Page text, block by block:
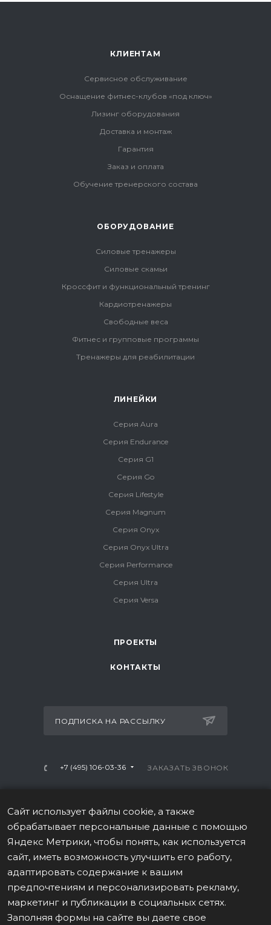
КЛИЕНТАМ
Сервисное обслуживание
Оснащение фитнес-клубов «под ключ»
Лизинг оборудования
Доставка и монтаж
Гарантия
Заказ и оплата
Обучение тренерского состава
ОБОРУДОВАНИЕ
Силовые тренажеры
Силовые скамьи
Кроссфит и функциональный тренинг
Кардиотренажеры
Свободные веса
Фитнес и групповые программы
Тренажеры для реабилитации
ЛИНЕЙКИ
Серия Aura
Серия Endurance
Серия G1
Серия Go
Серия Lifestyle
Серия Magnum
Серия Onyx
Серия Onyx Ultra
Серия Performance
Серия Ultra
Серия Versa
ПРОЕКТЫ
КОНТАКТЫ
ПОДПИСКА НА РАССЫЛКУ
+7 (495) 106-03-36 ЗАКАЗАТЬ ЗВОНОК
г. Москва, Варшавское ш., 28А, 1 этаж
ПОЛИТИКА В ОТНОШЕНИИ ОБРАБОТКИ ПЕРСОНАЛЬНЫХ
ДАННЫХ
Сайт использует файлы cookie, а также
обрабатывает персональные данные с помощью
Яндекс Метрики, чтобы понять, как используется
сайт, иметь возможность улучшить его работу,
адаптировать содержание к вашим
предпочтениям и персонализировать рекламу,
маркетинг и публикации в социальных сетях.
Заполняя формы на сайте вы даете свое